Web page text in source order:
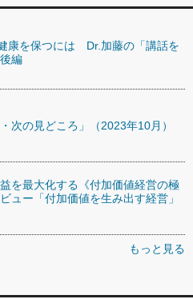
康を保つには Dr.加藤の「講話を
編
次の見どころ」（2023年10月）
を最大化する《付加価値経営の極
ュー「付加価値を生み出す経営」
もっと見る